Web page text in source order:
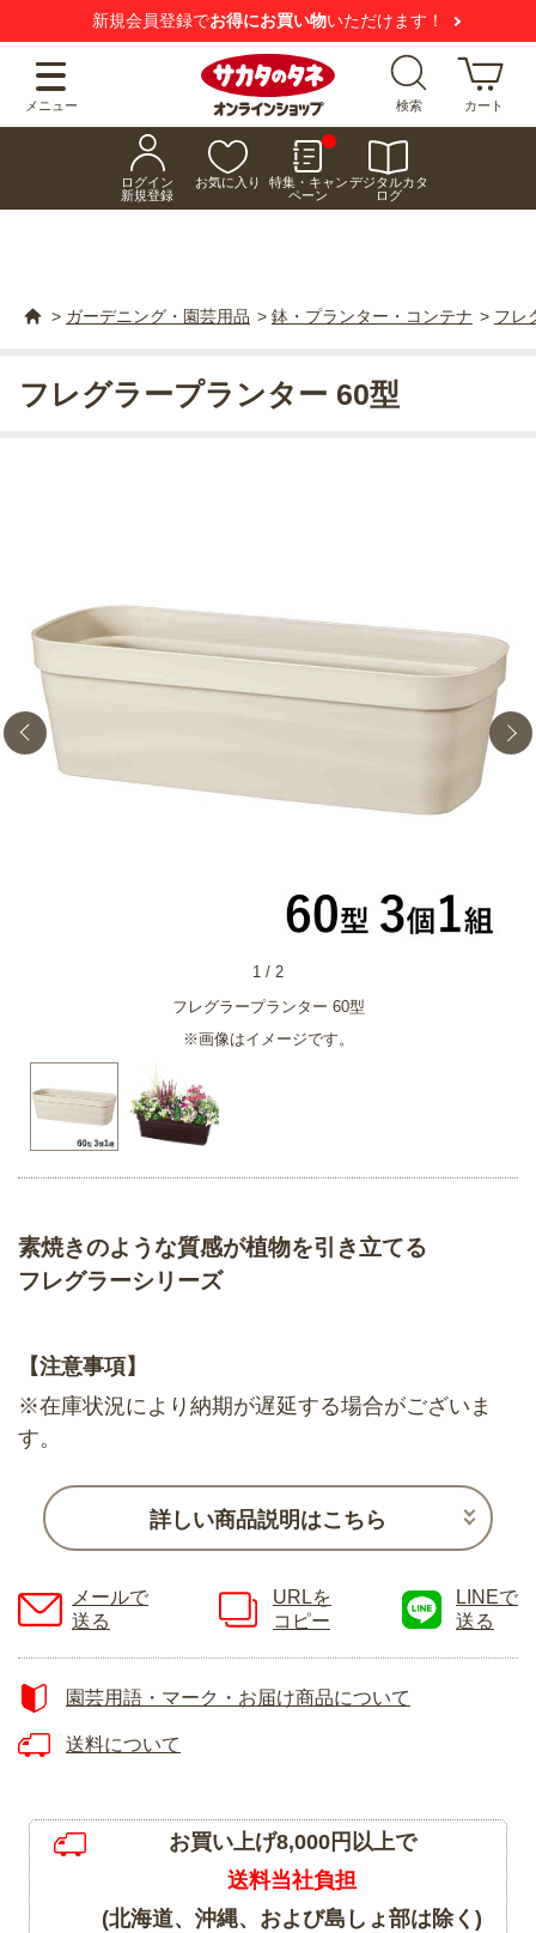
新規会員登録でお得にお買い物いただけます！
メニュー 検索 カート
ログイン
新規登録
お気に入り
特集・キャン
ペーン
デジタルカタ
ログ
> ガーデニング・園芸用品 > 鉢・プランター・コンテナ > フレ
フレグラープランター 60型
※画像はイメージです。
1 / 2
フレグラープランター 60型
素焼きのような質感が植物を引き立てる
フレグラーシリーズ
【注意事項】
※在庫状況により納期が遅延する場合がございま
す。
詳しい商品説明はこちら
メールで
送る
URLを
コピー
LINEで
送る
園芸用語・マーク・お届け商品について
送料について
お買い上げ8,000円以上で
送料当社負担
(北海道、沖縄、および島しょ部は除く)